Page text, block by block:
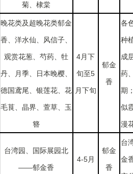
菊、棣棠
晚花类及超晚花类郁金
香、洋水仙、风信子、
观赏花葱、芍药、牡
丹、月季、日本晚樱、
德国鸢尾、银莲花、花
毛茛、晶界、萱草、玉
簪
4月下
旬至5
月下旬
郁金
香
各
种
成
药
期
似
漫
台湾园、国际展园北
——郁金香
4-5月
郁金
香
台
金